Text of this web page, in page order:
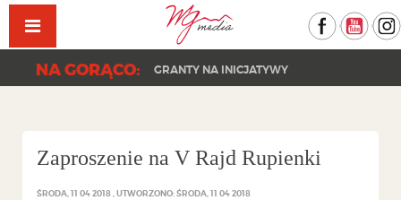
Facebook
NA GORĄCO: GRANTY NA INICJATYWY
Zaproszenie na V Rajd Rupienki
ŚRODA, 11 04 2018 UTWORZONO: ŚRODA, 11 04 2018